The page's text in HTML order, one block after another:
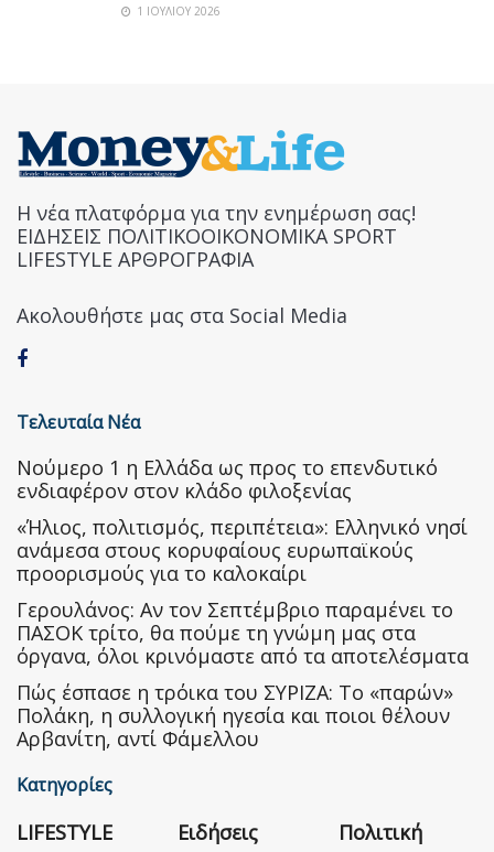
1 ΙΟΥΛΊΟΥ 2026
Η νέα πλατφόρμα για την ενημέρωση σας!
ΕΙΔΗΣΕΙΣ ΠΟΛΙΤΙΚΟΟΙΚΟΝΟΜΙΚΑ SPORT
LIFESTYLE ΑΡΘΡΟΓΡΑΦΙΑ
Ακολουθήστε μας στα Social Media
Τελευταία Νέα
Nούμερο 1 η Ελλάδα ως προς το επενδυτικό
ενδιαφέρον στον κλάδο φιλοξενίας
«Ήλιος, πολιτισμός, περιπέτεια»: Ελληνικό νησί
ανάμεσα στους κορυφαίους ευρωπαϊκούς
προορισμούς για το καλοκαίρι
Γερουλάνος: Αν τον Σεπτέμβριο παραμένει το
ΠΑΣΟΚ τρίτο, θα πούμε τη γνώμη μας στα
όργανα, όλοι κρινόμαστε από τα αποτελέσματα
Πώς έσπασε η τρόικα του ΣΥΡΙΖΑ: Το «παρών»
Πολάκη, η συλλογική ηγεσία και ποιοι θέλουν
Αρβανίτη, αντί Φάμελλου
Κατηγορίες
LIFESTYLE
Ειδήσεις
Πολιτική